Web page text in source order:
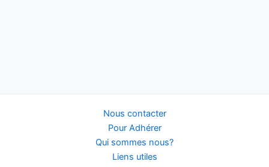
Nous contacter
Pour Adhérer
Qui sommes nous?
Liens utiles